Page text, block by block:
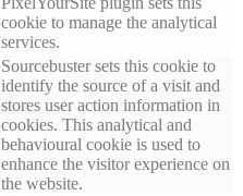
cookie to manage the analytical
services.
Sourcebuster sets this cookie to
identify the source of a visit and
stores user action information in
cookies. This analytical and
behavioural cookie is used to
enhance the visitor experience on
the website.